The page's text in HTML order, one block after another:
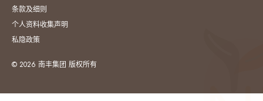
条款及细则
个人资料收集声明
私隐政策
© 2026 南丰集团 版权所有